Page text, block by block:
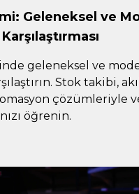
Geleneksel ve
geleneksel ve
Stok takibi,
çözümleriyle
öğrenin.